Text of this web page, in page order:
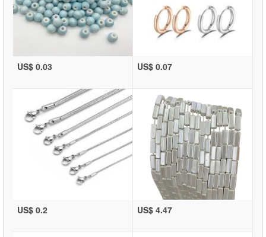
US$ 0.03 US$ 0.07
US$ 0.2 US$ 4.47